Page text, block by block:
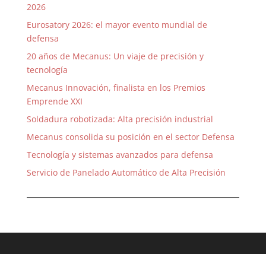
2026
Eurosatory 2026: el mayor evento mundial de
defensa
20 años de Mecanus: Un viaje de precisión y
tecnología
Mecanus Innovación, finalista en los Premios
Emprende XXI
Soldadura robotizada: Alta precisión industrial
Mecanus consolida su posición en el sector Defensa
Tecnología y sistemas avanzados para defensa
Servicio de Panelado Automático de Alta Precisión